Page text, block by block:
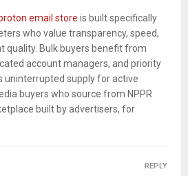
email store is built specifically
who value transparency, speed,
quality. Bulk buyers benefit from
account managers, and priority
uninterrupted supply for active
buyers who source from NPPR
built by advertisers, for
REPLY